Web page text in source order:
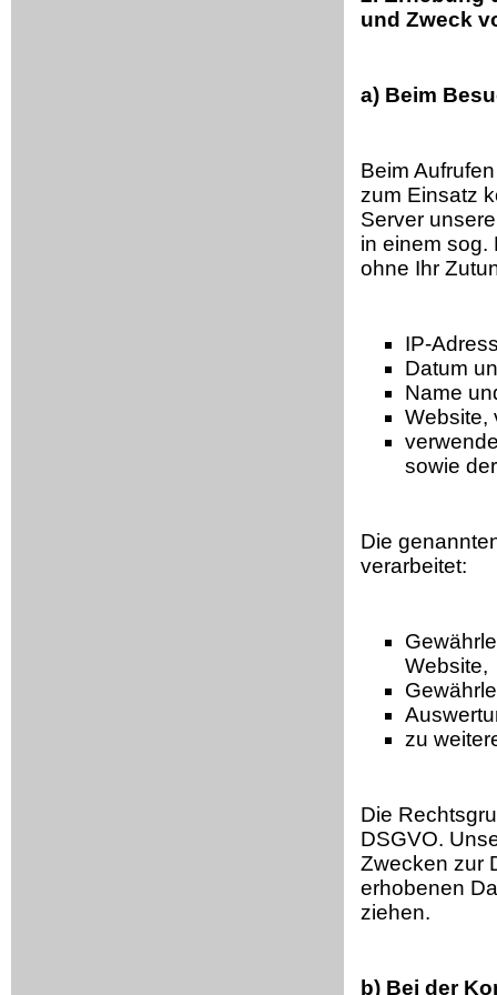
und Zweck
a) Beim
Beim
zum Einsatz
Server
in einem sog.
ohne Ihr
IP-
Datum
Name
Website,
sowie
Die
verarbeitet:
Website,
zu
Die
DSGVO.
Zwecken zur
erhobenen
ziehen.
b) Bei der